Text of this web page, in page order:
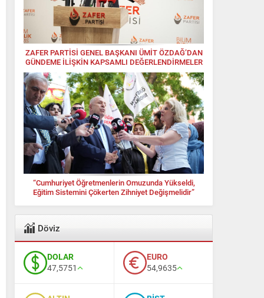
ZAFER PARTİSİ GENEL BAŞKANI ÜMİT ÖZDAĞ’DAN
GÜNDEME İLİŞKİN KAPSAMLI DEĞERLENDİRMELER
“Cumhuriyet Öğretmenlerin Omuzunda Yükseldi,
Eğitim Sistemini Çökerten Zihniyet Değişmelidir”
Döviz
DOLAR
47,5751
EURO
54,9635